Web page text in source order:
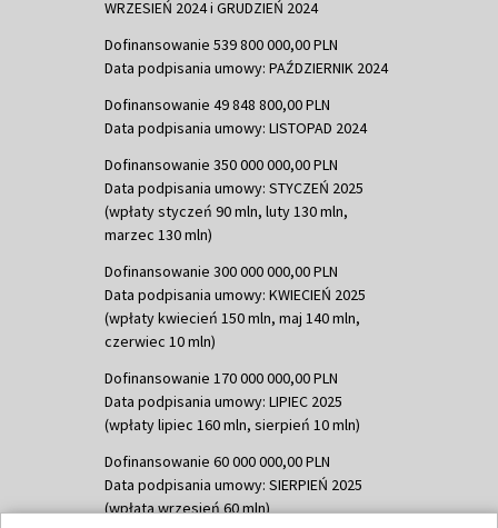
WRZESIEŃ 2024 i GRUDZIEŃ 2024
Dofinansowanie 539 800 000,00 PLN
Data podpisania umowy: PAŹDZIERNIK 2024
Dofinansowanie 49 848 800,00 PLN
Data podpisania umowy: LISTOPAD 2024
Dofinansowanie 350 000 000,00 PLN
Data podpisania umowy: STYCZEŃ 2025
(wpłaty styczeń 90 mln, luty 130 mln,
marzec 130 mln)
Dofinansowanie 300 000 000,00 PLN
Data podpisania umowy: KWIECIEŃ 2025
(wpłaty kwiecień 150 mln, maj 140 mln,
czerwiec 10 mln)
Dofinansowanie 170 000 000,00 PLN
Data podpisania umowy: LIPIEC 2025
(wpłaty lipiec 160 mln, sierpień 10 mln)
Dofinansowanie 60 000 000,00 PLN
Data podpisania umowy: SIERPIEŃ 2025
(wpłata wrzesień 60 mln)